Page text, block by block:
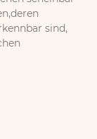
sind,